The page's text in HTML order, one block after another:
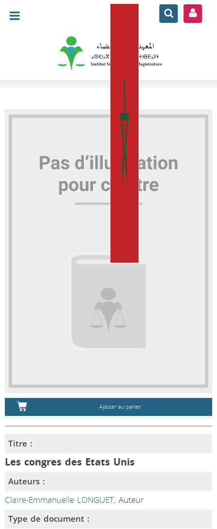
Ajouter au panier
Titre :
Les congres des Etats Unis
Auteurs :
Claire-Emmanuelle LONGUET, Auteur
Type de document :